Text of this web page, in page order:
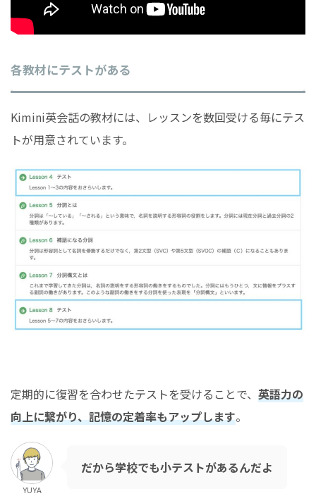
各教材にテストがある
Kimini英会話の教材には、レッスンを数回受ける毎にテス
トが用意されています。
定期的に復習を合わせたテストを受けることで、 英語力の
向上に繋がり、記憶の定着率もアップします。
YUYA
だから学校でも小テストがあるんだよ